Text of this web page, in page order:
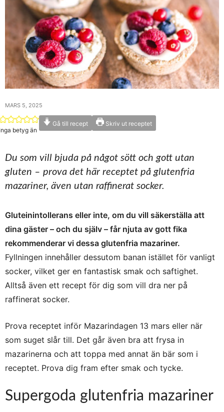
MARS 5, 2025
betyg än
Gå till recept Skriv ut receptet
Du som vill bjuda på något sött och gott utan
gluten – prova det här receptet på glutenfria
mazariner, även utan raffinerat socker.
Gluteinintollerans eller inte, om du vill säkerställa att
dina gäster – och du själv – får njuta av gott fika
rekommenderar vi dessa glutenfria mazariner.
Fyllningen innehåller dessutom banan istället för vanligt
socker, vilket ger en fantastisk smak och saftighet.
Alltså även ett recept för dig som vill dra ner på
raffinerat socker.
Prova receptet inför Mazarindagen 13 mars eller när
som suget slår till. Det går även bra att frysa in
mazarinerna och att toppa med annat än bär som i
receptet. Prova dig fram efter smak och tycke.
Supergoda glutenfria mazariner